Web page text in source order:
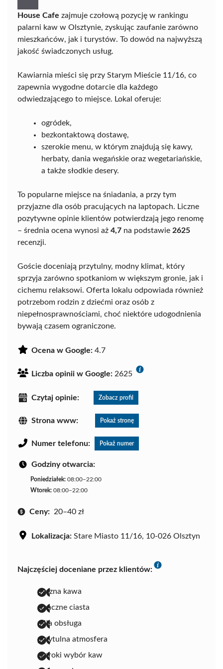
House Cafe zajmuje czołową pozycję w rankingu
palarni kaw w Olsztynie, zyskując zaufanie zarówno
mieszkańców, jak i turystów. To dowód na najwyższą
jakość świadczonych usług.
Kawiarnia mieści się przy Starym Mieście 11/16, co
zapewnia wygodne dotarcie dla każdego
odwiedzającego to miejsce. Lokal oferuje:
ogródek,
bezkontaktową dostawę,
szerokie menu, w którym znajdują się kawy,
herbaty, dania wegańskie oraz wegetariańskie,
a także słodkie desery.
To popularne miejsce na śniadania, a przy tym
przyjazne dla osób pracujących na laptopach. Liczne
pozytywne opinie klientów potwierdzają jego renomę
– średnia ocena wynosi aż 4,7 na podstawie 2625
recenzji.
Goście doceniają przytulny, modny klimat, który
sprzyja zarówno spotkaniom w większym gronie, jak i
cichemu relaksowi. Oferta lokalu odpowiada również
potrzebom rodzin z dziećmi oraz osób z
niepełnosprawnościami, choć niektóre udogodnienia
bywają czasem ograniczone.
Ocena w Google: 4.7
Liczba opinii w Google: 2625
Czytaj opinie: Zobacz profil
Strona www: Pokaż stronę
Numer telefonu: Pokaż numer
Godziny otwarcia:
Poniedziałek: 08:00–22:00
Wtorek: 08:00–22:00
Ceny: 20–40 zł
Lokalizacja: Stare Miasto 11/16, 10-026 Olsztyn
Najczęściej doceniane przez klientów:
pyszna kawa
smaczne ciasta
miła obsługa
przytulna atmosfera
szeroki wybór kaw